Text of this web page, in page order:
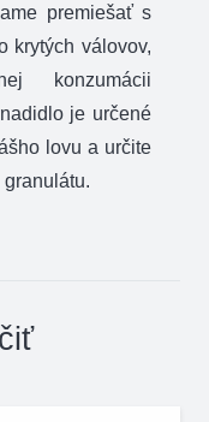
premiešať s
krytých válovov,
konzumácii
je určené
lovu a určite